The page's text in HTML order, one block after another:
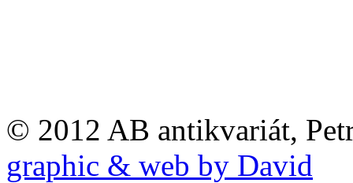
© 2012 AB antikvariát,
graphic & web by David